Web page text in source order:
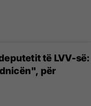
të LVV-së:
për